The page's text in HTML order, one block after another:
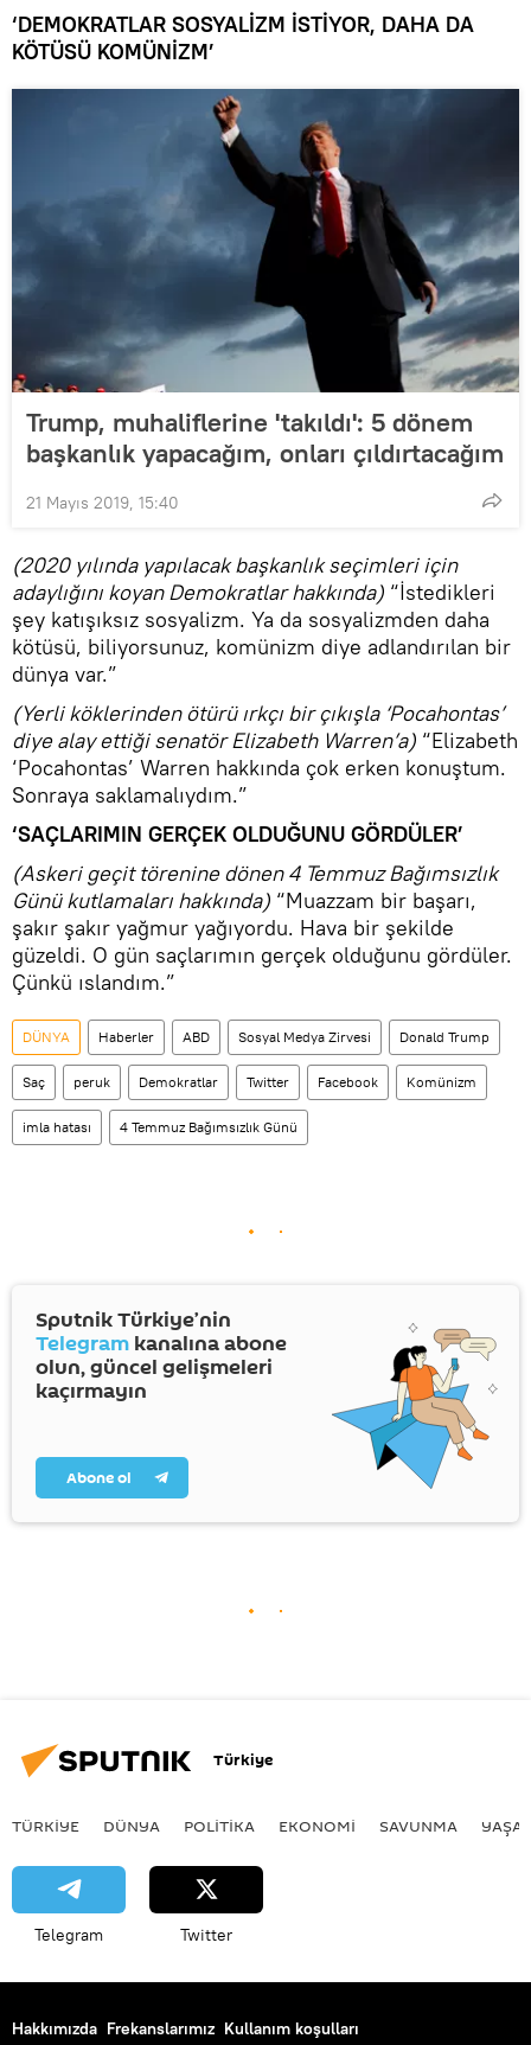
‘DEMOKRATLAR SOSYALİZM İSTİYOR, DAHA DA
KÖTÜSÜ KOMÜNİZM’
Trump, muhaliflerine 'takıldı': 5 dönem
başkanlık yapacağım, onları çıldırtacağım
21 Mayıs 2019, 15:40
(2020 yılında yapılacak başkanlık seçimleri için
adaylığını koyan Demokratlar hakkında) “İstedikleri
şey katışıksız sosyalizm. Ya da sosyalizmden daha
kötüsü, biliyorsunuz, komünizm diye adlandırılan bir
dünya var.”
(Yerli köklerinden ötürü ırkçı bir çıkışla ‘Pocahontas’
diye alay ettiği senatör Elizabeth Warren’a) “Elizabeth
‘Pocahontas’ Warren hakkında çok erken konuştum.
Sonraya saklamalıydım.”
‘SAÇLARIMIN GERÇEK OLDUĞUNU GÖRDÜLER’
(Askeri geçit törenine dönen 4 Temmuz Bağımsızlık
Günü kutlamaları hakkında) “Muazzam bir başarı,
şakır şakır yağmur yağıyordu. Hava bir şekilde
güzeldi. O gün saçlarımın gerçek olduğunu gördüler.
Çünkü ıslandım.”
DÜNYA Haberler ABD Sosyal Medya Zirvesi Donald Trump
Saç peruk Demokratlar Twitter Facebook Komünizm
imla hatası 4 Temmuz Bağımsızlık Günü
Sputnik Türkiye’nin
Telegram kanalına abone
olun, güncel gelişmeleri
kaçırmayın
Abone ol
Türkiye
TÜRKIYE DÜNYA POLİTİKA EKONOMİ SAVUNMA
Telegram Twitter
Hakkımızda Frekanslarımız Kullanım koşulları